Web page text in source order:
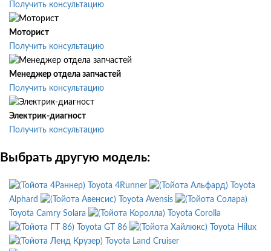
Получить консультацию
Моторист
Получить консультацию
Менеджер отдела запчастей
Получить консультацию
Электрик-диагност
Получить консультацию
Выбрать другую модель:
Toyota 4Runner
Toyota
Alphard
Toyota Avensis
Toyota Camry Solara
Toyota Corolla
Toyota GT 86
Toyota Hilux
Toyota Land Cruiser